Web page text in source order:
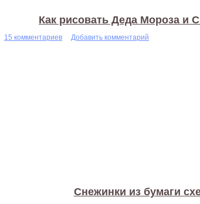
Как рисовать Деда Мороза и
15 комментариев Добавить комментарий
Снежинки из бумаги